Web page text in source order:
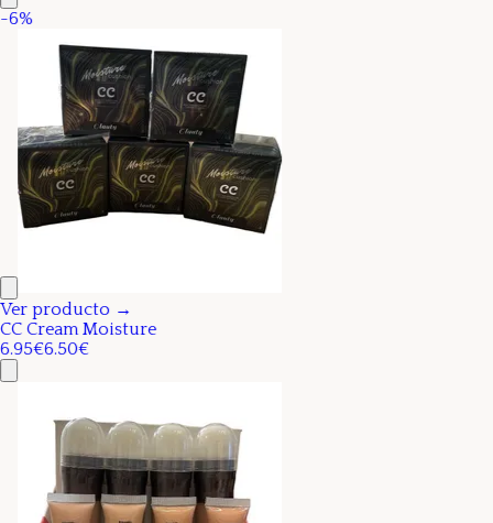
-6%
Ver producto →
CC Cream Moisture
6.95€6.50€